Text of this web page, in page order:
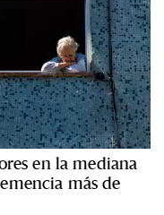
en la mediana
más de